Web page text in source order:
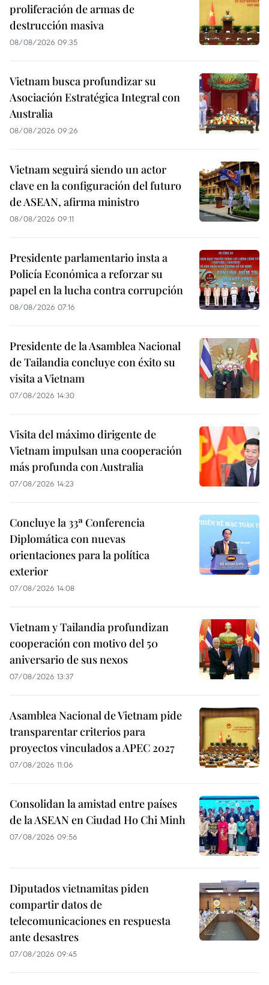
proliferación de armas de
destrucción masiva
08/08/2026 09:35
Vietnam busca profundizar su
Asociación Estratégica Integral con
Australia
08/08/2026 09:26
Vietnam seguirá siendo un actor
clave en la configuración del futuro
de ASEAN, afirma ministro
08/08/2026 09:11
Presidente parlamentario insta a
Policía Económica a reforzar su
papel en la lucha contra corrupción
08/08/2026 07:16
Presidente de la Asamblea Nacional
de Tailandia concluye con éxito su
visita a Vietnam
07/08/2026 14:30
Visita del máximo dirigente de
Vietnam impulsan una cooperación
más profunda con Australia
07/08/2026 14:23
Concluye la 33ª Conferencia
Diplomática con nuevas
orientaciones para la política
exterior
07/08/2026 14:08
Vietnam y Tailandia profundizan
cooperación con motivo del 50
aniversario de sus nexos
07/08/2026 13:37
Asamblea Nacional de Vietnam pide
transparentar criterios para
proyectos vinculados a APEC 2027
07/08/2026 11:06
Consolidan la amistad entre países
de la ASEAN en Ciudad Ho Chi Minh
07/08/2026 09:56
Diputados vietnamitas piden
compartir datos de
telecomunicaciones en respuesta
ante desastres
07/08/2026 09:45